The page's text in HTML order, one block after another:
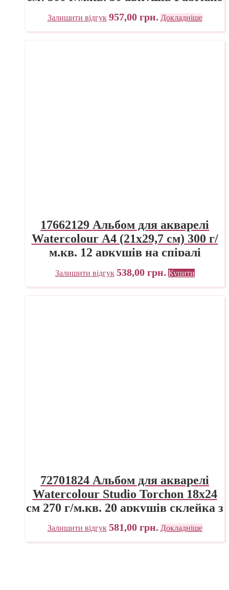
Залишити відгук 957,00 грн. Докладніше
17662129 Альбом для акварелі
Watercolour А4 (21х29,7 см) 300 г/
м.кв. 12 аркушів на спіралі
Fabriano Італія
Залишити відгук 538,00 грн. Купити
72701824 Альбом для акварелі
Watercolour Studio Torchon 18х24
см 270 г/м.кв. 20 аркушів склейка з
4 сторін Fabriano Італія
Залишити відгук 581,00 грн. Докладніше